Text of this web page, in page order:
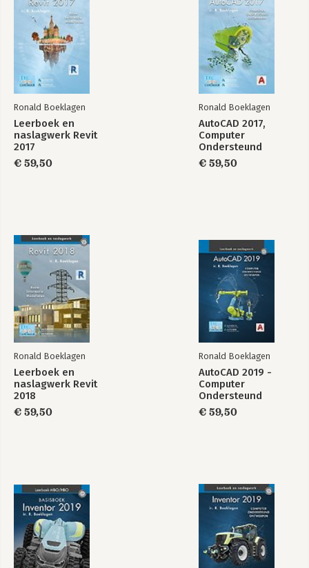
Basisboek Revit
2026
Revit 2025
Ronald Boeklagen
Leerboek en
naslagwerk Revit
2017
€ 59,50
Ronald Boeklagen
AutoCAD 2017,
Computer
Ondersteund
Ontwerpen
€ 59,50
Ronald Boeklagen
Leerboek en
naslagwerk Revit
2018
€ 59,50
Ronald Boeklagen
AutoCAD 2019 -
Computer
Ondersteund
Ontwerpen
€ 59,50